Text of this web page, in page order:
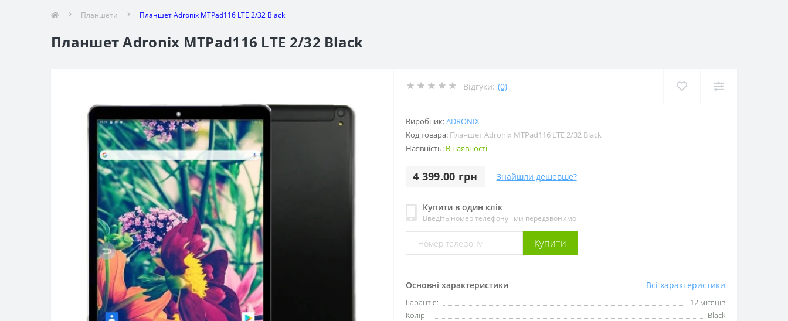
Планшети Планшет Adronix MTPad116 LTE 2/32 Black
Планшет Adronix MTPad116 LTE 2/32 Black
Відгуки: (0)
Виробник:ADRONIX
Код товара: Планшет Adronix MTPad116 LTE 2/32 Black
Наявність: В наявності
4 399.00 грн Знайшли дешевше?
Купити в один клік
Введіть номер телефону і ми передзвонимо
Купити
Основні характеристики Всі характеристики
Гарантія:
12 місяців
Колір:
Black